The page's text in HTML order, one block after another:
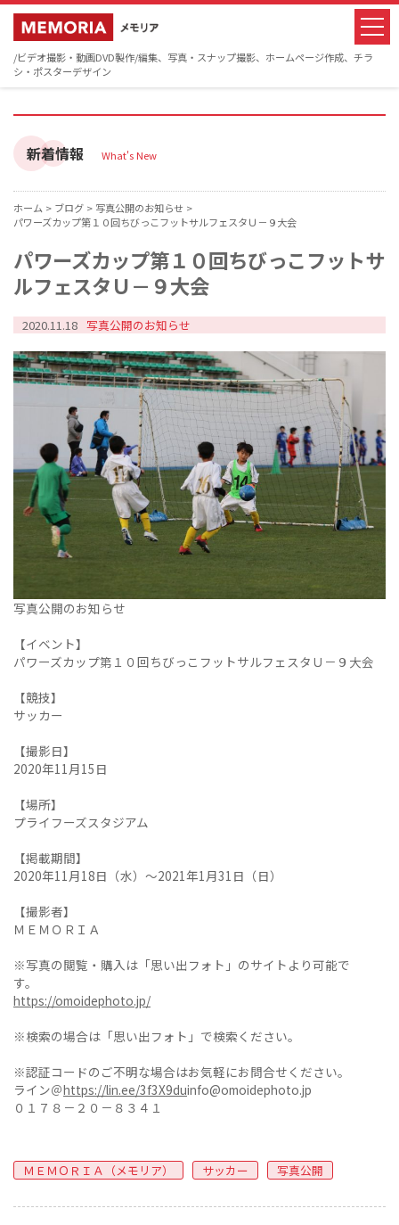
/ビデオ撮影・動画DVD製作/編集、写真・スナップ撮影、ホームページ作成、チラ
シ・ポスターデザイン
新着情報 What's New
ホーム > ブログ > 写真公開のお知らせ >
パワーズカップ第１０回ちびっこフットサルフェスタＵ－９大会
パワーズカップ第１０回ちびっこフットサ
ルフェスタＵ－９大会
2020.11.18 写真公開のお知らせ
写真公開のお知らせ
【イベント】
パワーズカップ第１０回ちびっこフットサルフェスタＵ－９大会
【競技】
サッカー
【撮影日】
2020年11月15日
【場所】
プライフーズスタジアム
【掲載期間】
2020年11月18日（水）～2021年1月31日（日）
【撮影者】
ＭＥＭＯＲＩＡ
※写真の閲覧・購入は「思い出フォト」のサイトより可能で
す。
https://omoidephoto.jp/
※検索の場合は「思い出フォト」で検索ください。
※認証コードのご不明な場合はお気軽にお問合せください。
ライン＠https://lin.ee/3f3X9duinfo@omoidephoto.jp
０１７８－２０－８３４１
ＭＥＭＯＲＩＡ（メモリア） サッカー 写真公開